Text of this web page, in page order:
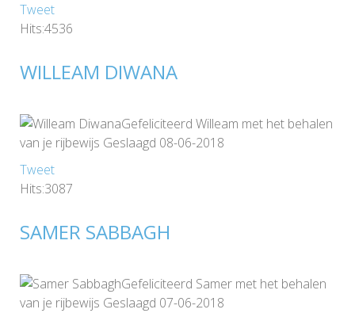
Tweet
Hits:4536
WILLEAM DIWANA
Gefeliciteerd Willeam met het behalen
van je rijbewijs Geslaagd 08-06-2018
Tweet
Hits:3087
SAMER SABBAGH
Gefeliciteerd Samer met het behalen
van je rijbewijs Geslaagd 07-06-2018